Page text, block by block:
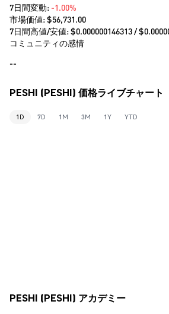
7日間変動: -1.00%
市場価値:$56,731.00
7日間高値/安値: $0.000000146313/ $
コミュニティの感情
--
PESHI (PESHI) 価格ライブチャート
1D 7D 1M 3M 1Y YTD
PESHI (PESHI) アカデミー